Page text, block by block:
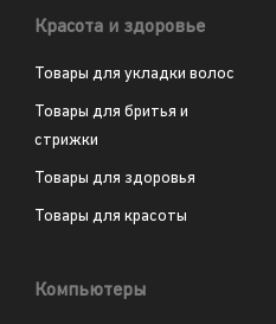
Красота и здоровье
Товары для укладки волос
Товары для бритья и
стрижки
Товары для здоровья
Товары для красоты
Компьютеры